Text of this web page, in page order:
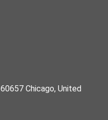
Chicago, United